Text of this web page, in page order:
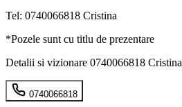
Tel: 0740066818 Cristina
*Pozele sunt cu titlu de prezentare
Detalii si vizionare 0740066818 Cristina
0740066818